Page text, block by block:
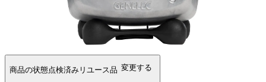
商品の状態点検済みリユース品 変更する